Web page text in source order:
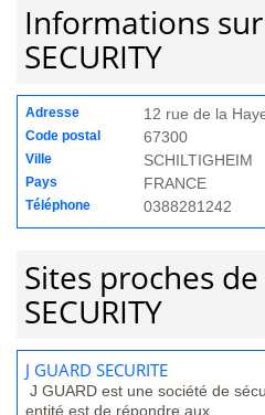
Informations
SECURITY
Adresse 12 rue de la
Code postal 67300
Ville SCHILTIGHEIM
Pays FRANCE
Téléphone 0388281242
Sites proches de
SECURITY
J GUARD SECURITE
J GUARD est une société de
entité est de répondre aux...